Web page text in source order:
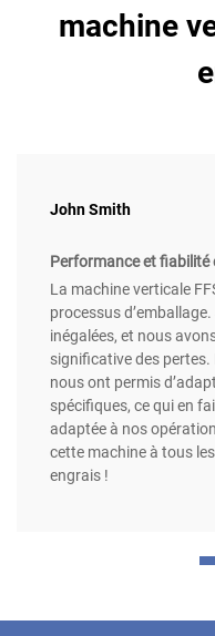
machine
John Smith
Performance et fiabilité
La machine verticale
processus
inégalées, et nous
significative des
nous ont permis
spécifiques, ce qui en
adaptée à nos
cette machine à tous
engrais !